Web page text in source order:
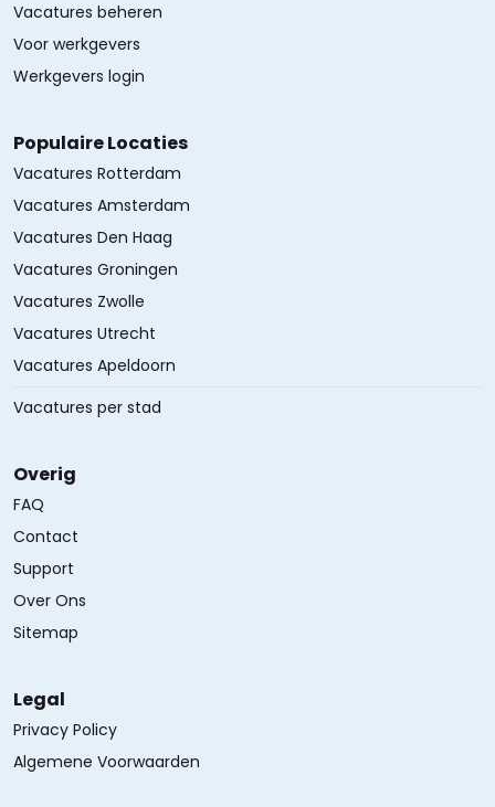
Vacatures beheren
Voor werkgevers
Werkgevers login
Populaire Locaties
Vacatures Rotterdam
Vacatures Amsterdam
Vacatures Den Haag
Vacatures Groningen
Vacatures Zwolle
Vacatures Utrecht
Vacatures Apeldoorn
Vacatures per stad
Overig
FAQ
Contact
Support
Over Ons
Sitemap
Legal
Privacy Policy
Algemene Voorwaarden